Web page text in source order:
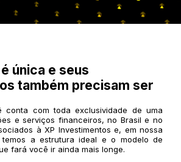
única e seus
também precisam ser
conta com toda exclusividade de uma
e serviços financeiros, no Brasil e no
à XP Investimentos e, em nossa
a estrutura ideal e o modelo de
fará você ir ainda mais longe.